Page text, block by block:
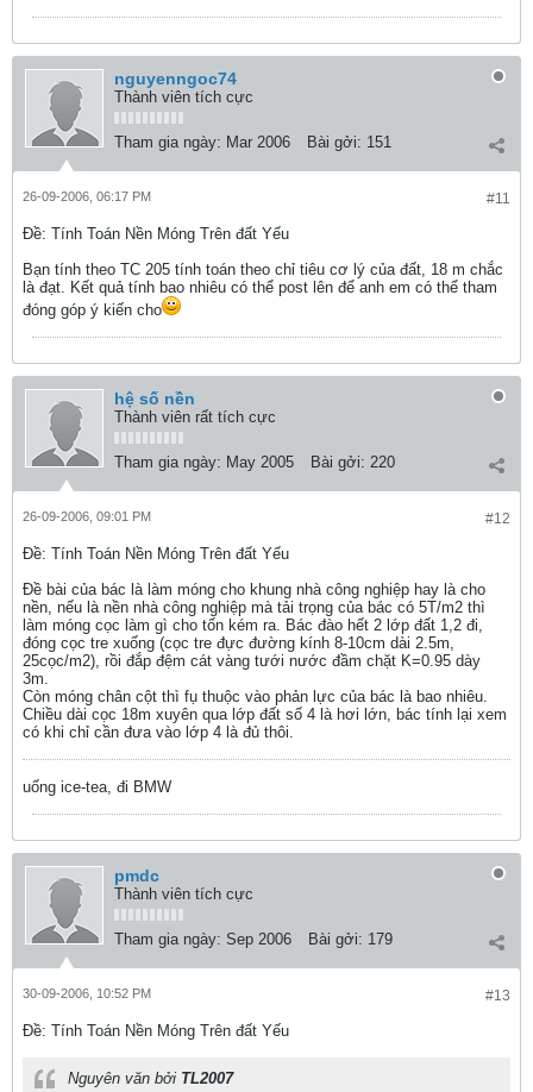
nguyenngoc74
Thành viên tích cực
Tham gia ngày: Mar 2006 Bài gởi: 151
#11
26-09-2006, 06:17 PM
Ðề: Tính Toán Nền Móng Trên đất Yếu
Bạn tính theo TC 205 tính toán theo chỉ tiêu cơ lý của đất, 18 m chắc
là đạt. Kết quả tính bao nhiêu có thể post lên để anh em có thể tham
đóng góp ý kiến cho
hệ số nền
Thành viên rất tích cực
Tham gia ngày: May 2005 Bài gởi: 220
#12
26-09-2006, 09:01 PM
Ðề: Tính Toán Nền Móng Trên đất Yếu
Đề bài của bác là làm móng cho khung nhà công nghiệp hay là cho
nền, nếu là nền nhà công nghiệp mà tải trọng của bác có 5T/m2 thì
làm móng cọc làm gì cho tốn kém ra. Bác đào hết 2 lớp đất 1,2 đi,
đóng cọc tre xuống (cọc tre đực đường kính 8-10cm dài 2.5m,
25cọc/m2), rồi đắp đệm cát vàng tưới nước đầm chặt K=0.95 dày
3m.
Còn móng chân cột thì fụ thuộc vào phản lực của bác là bao nhiêu.
Chiều dài cọc 18m xuyên qua lớp đất số 4 là hơi lớn, bác tính lại xem
có khi chỉ cần đưa vào lớp 4 là đủ thôi.
uống ice-tea, đi BMW
pmdc
Thành viên tích cực
Tham gia ngày: Sep 2006 Bài gởi: 179
#13
30-09-2006, 10:52 PM
Ðề: Tính Toán Nền Móng Trên đất Yếu
Nguyên văn bởi TL2007